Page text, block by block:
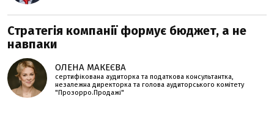
Стратегія компанії формує бюджет, а не
навпаки
ОЛЕНА МАКЕЄВА
сертифікована аудиторка та податкова консультантка,
незалежна директорка та голова аудиторського комітету
"Прозорро.Продажі"